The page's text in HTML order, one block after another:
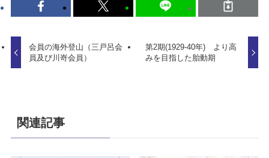
会員の海外登山（三戸呂会
員及び川嵜会員）
第2期(1929-40年) より高
みを目指した胎動期
関連記事